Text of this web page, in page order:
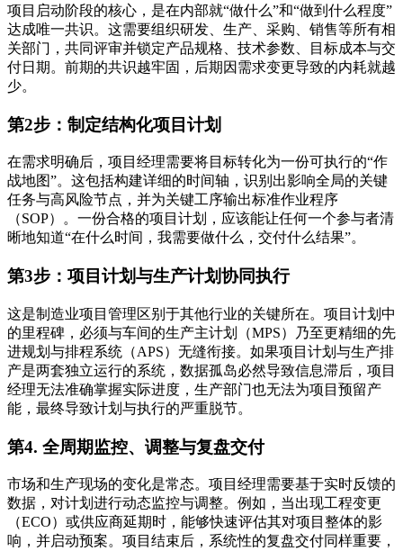
项目启动阶段的核心，是在内部就“做什么”和“做到什么程度”
达成唯一共识。这需要组织研发、生产、采购、销售等所有相
关部门，共同评审并锁定产品规格、技术参数、目标成本与交
付日期。前期的共识越牢固，后期因需求变更导致的内耗就越
少。
第2步：制定结构化项目计划
在需求明确后，项目经理需要将目标转化为一份可执行的“作
战地图”。这包括构建详细的时间轴，识别出影响全局的关键
任务与高风险节点，并为关键工序输出标准作业程序
（SOP）。一份合格的项目计划，应该能让任何一个参与者清
晰地知道“在什么时间，我需要做什么，交付什么结果”。
第3步：项目计划与生产计划协同执行
这是制造业项目管理区别于其他行业的关键所在。项目计划中
的里程碑，必须与车间的生产主计划（MPS）乃至更精细的先
进规划与排程系统（APS）无缝衔接。如果项目计划与生产排
产是两套独立运行的系统，数据孤岛必然导致信息滞后，项目
经理无法准确掌握实际进度，生产部门也无法为项目预留产
能，最终导致计划与执行的严重脱节。
第4. 全周期监控、调整与复盘交付
市场和生产现场的变化是常态。项目经理需要基于实时反馈的
数据，对计划进行动态监控与调整。例如，当出现工程变更
（ECO）或供应商延期时，能够快速评估其对项目整体的影
响，并启动预案。项目结束后，系统性的复盘交付同样重要，